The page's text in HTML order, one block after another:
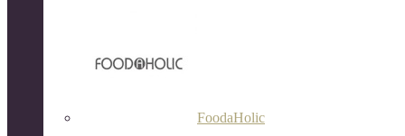
FoodaHolic